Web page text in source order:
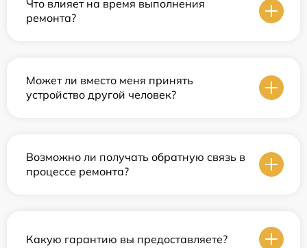
Что влияет на время выполнения
ремонта?
Может ли вместо меня принять
устройство другой человек?
Возможно ли получать обратную связь в
процессе ремонта?
Какую гарантию вы предоставляете?